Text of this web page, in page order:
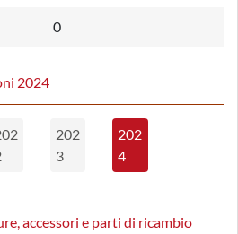
0
2024
202
3
202
4
accessori e parti di ricambio